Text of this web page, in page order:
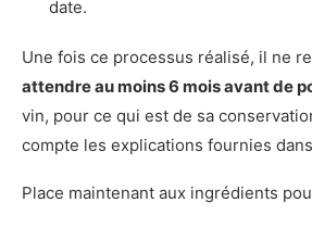
date.
Une fois ce processus réalisé, il ne
attendre au moins 6 mois avant de
vin, pour ce qui est de sa
compte les explications fournies
Place maintenant aux ingrédients